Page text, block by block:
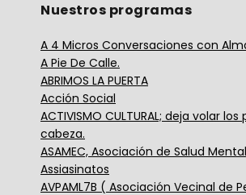
Nuestros programas
A 4 Micros Conversaciones con
A Pie De Calle.
ABRIMOS LA PUERTA
Acción Social
ACTIVISMO CULTURAL; deja volar
cabeza.
ASAMEC, Asociación de Salud
Assiasinatos
AVPAML7B ( Asociación Vecinal de